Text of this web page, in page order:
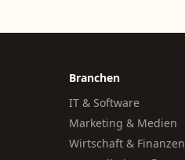
Branchen
IT & Software
Marketing & Medien
Wirtschaft & Finanzen